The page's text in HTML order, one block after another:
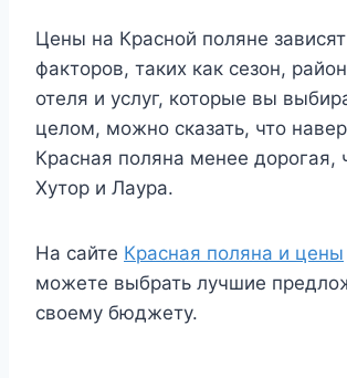
Цены на Красной поляне
факторов, таких как сезон,
отеля и услуг, которые вы
целом, можно сказать, что
Красная поляна менее дорогая,
Хутор и Лаура.
На сайте Красная поляна и цены
можете выбрать лучшие
своему бюджету.